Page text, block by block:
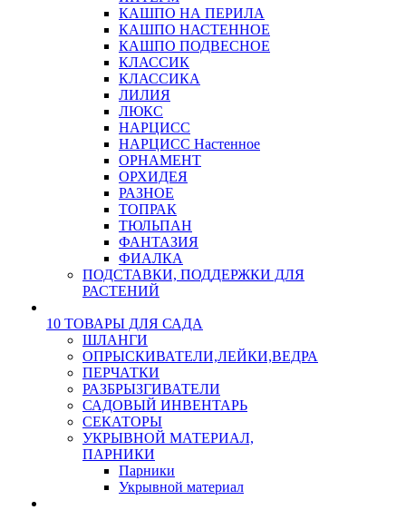
КАШПО НА ПЕРИЛА
КАШПО НАСТЕННОЕ
КАШПО ПОДВЕСНОЕ
КЛАССИК
КЛАССИКА
ЛИЛИЯ
ЛЮКС
НАРЦИСС
НАРЦИСС Настенное
ОРНАМЕНТ
ОРХИДЕЯ
РАЗНОЕ
ТОПРАК
ТЮЛЬПАН
ФАНТАЗИЯ
ФИАЛКА
ПОДСТАВКИ, ПОДДЕРЖКИ ДЛЯ
РАСТЕНИЙ
10 ТОВАРЫ ДЛЯ САДА
ШЛАНГИ
ОПРЫСКИВАТЕЛИ,ЛЕЙКИ,ВЕДРА
ПЕРЧАТКИ
РАЗБРЫЗГИВАТЕЛИ
САДОВЫЙ ИНВЕНТАРЬ
СЕКАТОРЫ
УКРЫВНОЙ МАТЕРИАЛ,
ПАРНИКИ
Парники
Укрывной материал